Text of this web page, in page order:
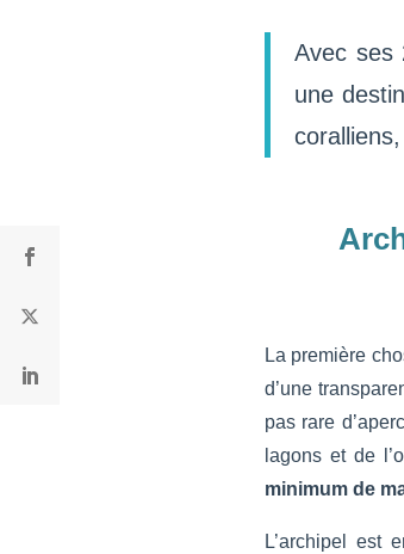
Avec ses
une
La première
d’une
pas rare
lagons et de
minimum de
L’archipel est